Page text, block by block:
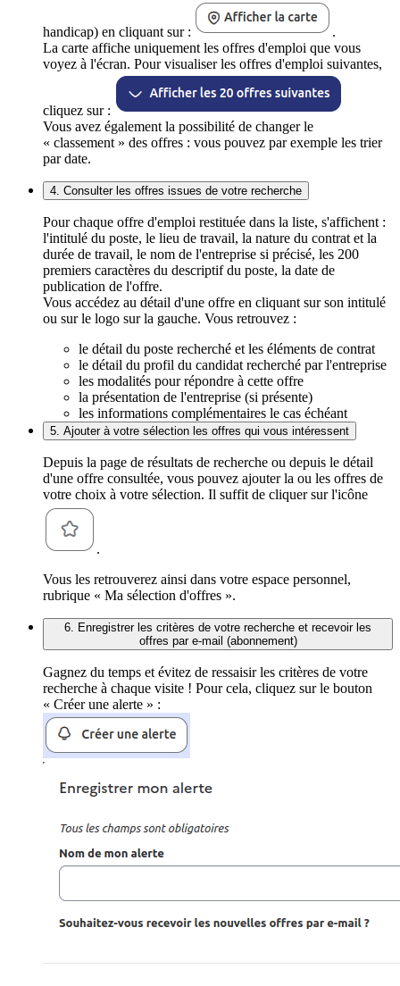
handicap) en cliquant sur :
.
La carte affiche uniquement les offres d'emploi que vous
voyez à l'écran. Pour visualiser les offres d'emploi suivantes,
cliquez sur :
Vous avez également la possibilité de changer le
« classement » des offres : vous pouvez par exemple les trier
par date.
4. Consulter les offres issues de votre recherche
Pour chaque offre d'emploi restituée dans la liste, s'affichent :
l'intitulé du poste, le lieu de travail, la nature du contrat et la
durée de travail, le nom de l'entreprise si précisé, les 200
premiers caractères du descriptif du poste, la date de
publication de l'offre.
Vous accédez au détail d'une offre en cliquant sur son intitulé
ou sur le logo sur la gauche. Vous retrouvez :
le détail du poste recherché et les éléments de contrat
le détail du profil du candidat recherché par l'entreprise
les modalités pour répondre à cette offre
la présentation de l'entreprise (si présente)
les informations complémentaires le cas échéant
5. Ajouter à votre sélection les offres qui vous intéressent
Depuis la page de résultats de recherche ou depuis le détail
d'une offre consultée, vous pouvez ajouter la ou les offres de
votre choix à votre sélection. Il suffit de cliquer sur l'icône
.
Vous les retrouverez ainsi dans votre espace personnel,
rubrique « Ma sélection d'offres ».
6. Enregistrer les critères de votre recherche et recevoir les
offres par e-mail (abonnement)
Gagnez du temps et évitez de ressaisir les critères de votre
recherche à chaque visite ! Pour cela, cliquez sur le bouton
« Créer une alerte » :